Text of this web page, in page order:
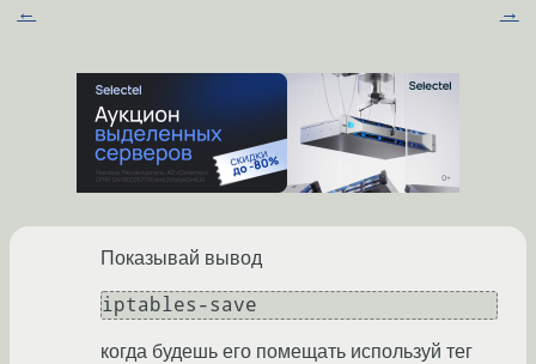
← →
Показывай вывод
когда будешь его помещать используй тег